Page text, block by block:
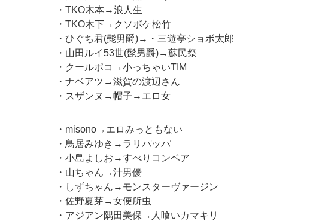
・TKO木本→浪人生
・TKO木下→クソボケ松竹
・ひぐち君(髭男爵)→・三遊亭ショボ太郎
・山田ルイ53世(髭男爵)→蘇民祭
・クールポコ→小っちゃいTIM
・ナベアツ→滋賀の渡辺さん
・スザンヌ→帽子→エロ女
・misono→エロみっともない
・鳥居みゆき→ラリパッパ
・小島よしお→すべりコンベア
・山ちゃん→汁男優
・しずちゃん→モンスターヴァージン
・佐野夏芽→女便所虫
・アジアン隅田美保→人喰いカマキリ